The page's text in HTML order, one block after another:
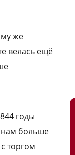
же
велась ещё
годы
нам больше
торгом